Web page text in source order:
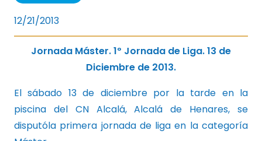
12/21/2013
Jornada Máster. 1º Jornada de Liga. 13 de
Diciembre de 2013.
El sábado 13 de diciembre por la tarde en la
piscina del CN Alcalá, Alcalá de Henares, se
disputóla primera jornada de liga en la categoría